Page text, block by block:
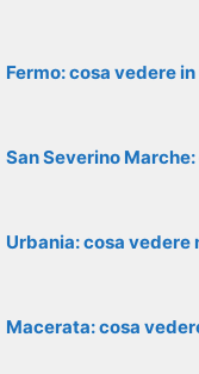
Fermo: cosa vedere
San Severino
Urbania: cosa
Macerata: cosa